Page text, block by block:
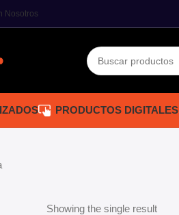
Nosotros
PRODUCTOS DIGITALES
Showing the single result